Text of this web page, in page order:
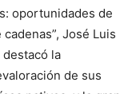
oportunidades de
José Luis
la
de sus